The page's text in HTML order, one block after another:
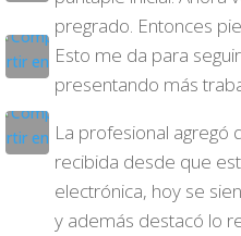
pregrado. Entonces
Esto me da para
presentando más
La profesional agregó
recibida desde que
electrónica, hoy se
y además destacó lo